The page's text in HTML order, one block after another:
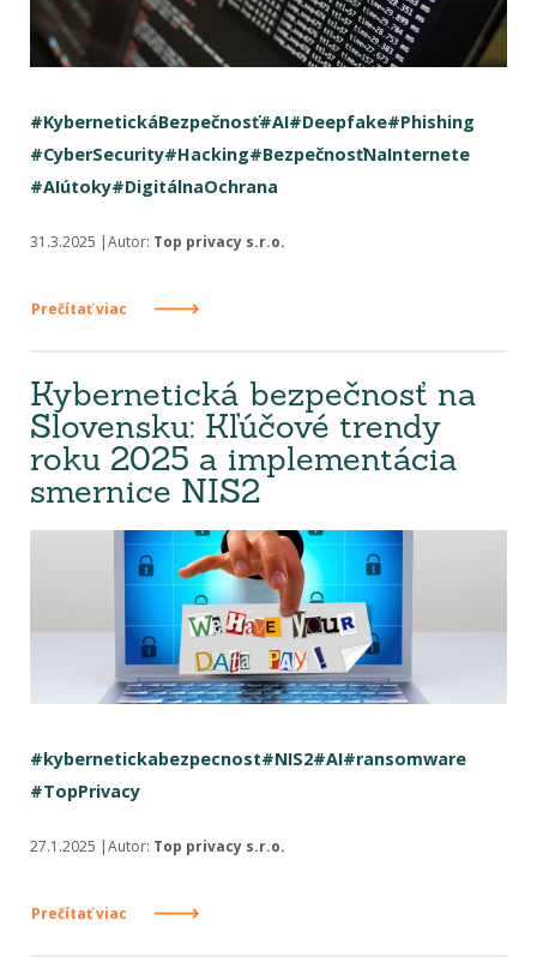
#KybernetickáBezpečnosť#AI#Deepfake#Phishing
#CyberSecurity#Hacking#BezpečnosťNaInternete
#AIútoky#DigitálnaOchrana
31.3.2025 |Autor: Top privacy s.r.o.
Prečítať viac
Kybernetická bezpečnosť na
Slovensku: Kľúčové trendy
roku 2025 a implementácia
smernice NIS2
#kybernetickabezpecnost#NIS2#AI#ransomware
#TopPrivacy
27.1.2025 |Autor: Top privacy s.r.o.
Prečítať viac